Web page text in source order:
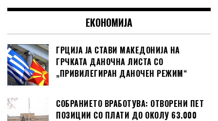
ЕКОНОМИЈА
ГРЦИЈА ЈА СТАВИ МАКЕДОНИЈА НА
ГРЧКАТА ДАНОЧНА ЛИСТА СО
„ПРИВИЛЕГИРАН ДАНОЧЕН РЕЖИМ“
СОБРАНИЕТО ВРАБОТУВА: ОТВОРЕНИ ПЕТ
ПОЗИЦИИ СО ПЛАТИ ДО ОКОЛУ 63.000